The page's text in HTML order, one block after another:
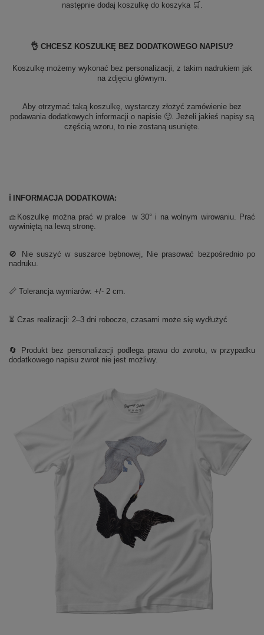
następnie dodaj koszulkę do koszyka 🛒.
👌 CHCESZ KOSZULKĘ BEZ DODATKOWEGO NAPISU?
Koszulkę możemy wykonać bez personalizacji, z takim nadrukiem jak
na zdjęciu głównym.
Aby otrzymać taką koszulkę, wystarczy złożyć zamówienie bez
podawania dodatkowych informacji o napisie 🙂. Jeżeli jakieś napisy są
częścią wzoru, to nie zostaną usunięte.
ℹ️ INFORMACJA DODATKOWA:
🧺Koszulkę można prać w pralce w 30° i na wolnym wirowaniu. Prać
wywiniętą na lewą stronę.
🚫 Nie suszyć w suszarce bębnowej, Nie prasować bezpośrednio po
nadruku.
📏 Tolerancja wymiarów: +/- 2 cm.
⏳ Czas realizacji: 2–3 dni robocze, czasami może się wydłużyć
🔄 Produkt bez personalizacji podlega prawu do zwrotu, w przypadku
dodatkowego napisu zwrot nie jest możliwy.